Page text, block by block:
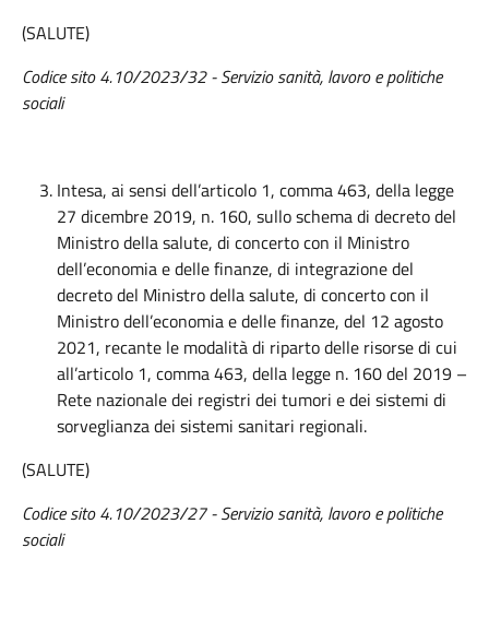
(SALUTE)
Codice sito 4.10/2023/32 - Servizio sanità, lavoro e politiche
sociali
Intesa, ai sensi dell’articolo 1, comma 463, della legge
27 dicembre 2019, n. 160, sullo schema di decreto del
Ministro della salute, di concerto con il Ministro
dell’economia e delle finanze, di integrazione del
decreto del Ministro della salute, di concerto con il
Ministro dell’economia e delle finanze, del 12 agosto
2021, recante le modalità di riparto delle risorse di cui
all’articolo 1, comma 463, della legge n. 160 del 2019 –
Rete nazionale dei registri dei tumori e dei sistemi di
sorveglianza dei sistemi sanitari regionali.
(SALUTE)
Codice sito 4.10/2023/27 -Servizio sanità, lavoro e politiche
sociali